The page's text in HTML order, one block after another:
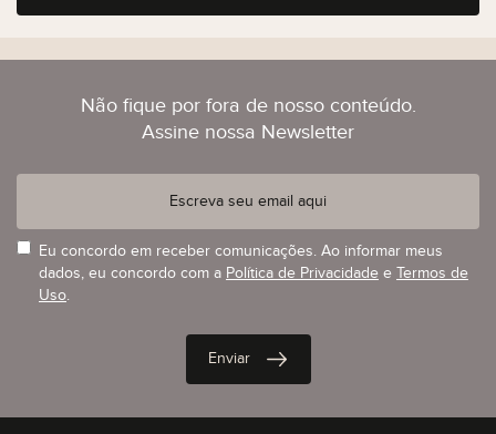
Não fique por fora de nosso conteúdo.
Assine nossa Newsletter
Eu concordo em receber comunicações. Ao informar meus
dados, eu concordo com a Política de Privacidade e Termos de
Uso.